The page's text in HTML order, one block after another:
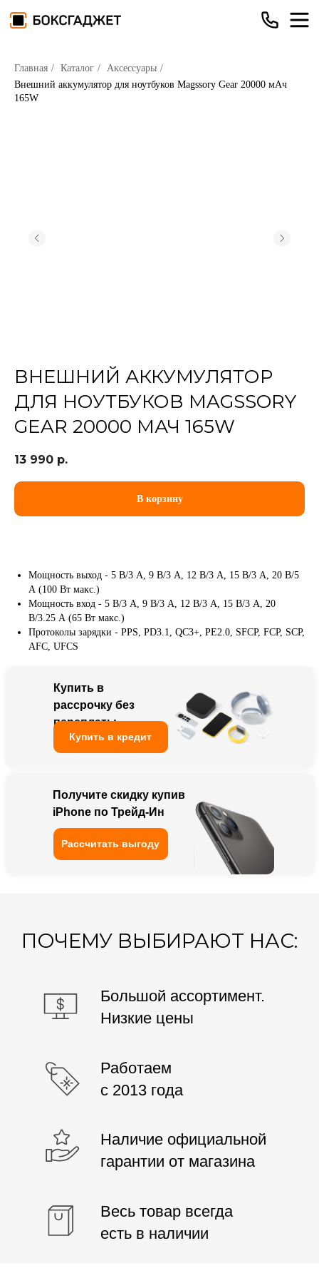
Главная / Каталог / Аксессуары /
Внешний аккумулятор для ноутбуков Magssory Gear 20000 мАч
165W
ВНЕШНИЙ АККУМУЛЯТОР
ДЛЯ НОУТБУКОВ MAGSSORY
GEAR 20000 МАЧ 165W
13 990 р.
В корзину
Мощность выход - 5 В/3 А, 9 В/3 А, 12 В/3 А, 15 В/3 А, 20 В/5
А (100 Вт макс.)
Мощность вход - 5 В/3 А, 9 В/3 А, 12 В/3 А, 15 В/3 А, 20
В/3.25 А (65 Вт макс.)
Протоколы зарядки - PPS, PD3.1, QC3+, PE2.0, SFCP, FCP, SCP,
AFC, UFCS
Получите скидку купив
iPhone по Трейд-Ин
Купить в
рассрочку без
переплаты
Рассчитать выгоду
Купить в кредит
Большой ассортимент.
Наличие официальной
гарантии от магазина
ОТЗЫВЫ О ТОВАРАХ
Отзывы о товарах, узнайте их плюсы
и минусы и сделайте выбор
4.9/5
Средняя оценка